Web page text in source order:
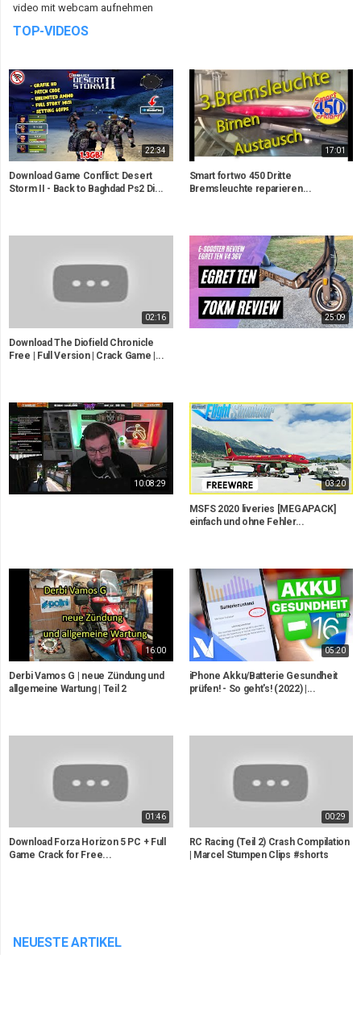
video mit webcam aufnehmen
TOP-VIDEOS
22:34
Download Game Conflict: Desert
Storm II - Back to Baghdad Ps2 Di...
17:01
Smart fortwo 450 Dritte
Bremsleuchte reparieren...
02:16
Download The Diofield Chronicle
Free | Full Version | Crack Game |...
25:09
10:08:29 03:20
MSFS 2020 liveries [MEGAPACK]
einfach und ohne Fehler...
16:00
Derbi Vamos G | neue Zündung und
allgemeine Wartung | Teil 2
05:20
iPhone Akku/Batterie Gesundheit
prüfen! - So geht's! (2022) |...
01:46
Download Forza Horizon 5 PC + Full
Game Crack for Free...
00:29
RC Racing (Teil 2) Crash Compilation
| Marcel Stumpen Clips #shorts
NEUESTE ARTIKEL